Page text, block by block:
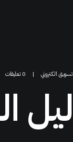
تسويق الكتروني | 0 تعليقات